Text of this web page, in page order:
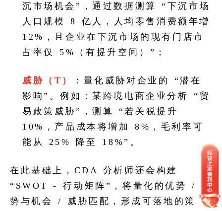
沉市场机会”，通过数据测算 “下沉市场
人口规模 8 亿人，人均零售消费额年增
12%，且企业在下沉市场的现有门店市
占率仅 5%（有提升空间）”；
威胁（T）
：量化威胁对企业的 “潜在
影响”。例如：某跨境电商企业分析 “贸
易政策威胁”，测算 “若关税提升
10%，产品成本将增加 8%，毛利率可
能从 25% 降至 18%”。
在此基础上，CDA 分析师还会构建
“SWOT - 行动矩阵”，将量化的优势 / 劣
势与机会 / 威胁匹配，形成可落地的策